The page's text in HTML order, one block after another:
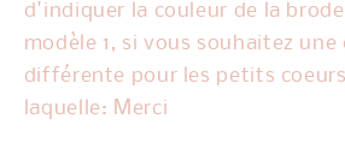
d'indiquer la couleur de la
modèle 1, si vous souhaitez une
différente pour les petits
laquelle: Merci